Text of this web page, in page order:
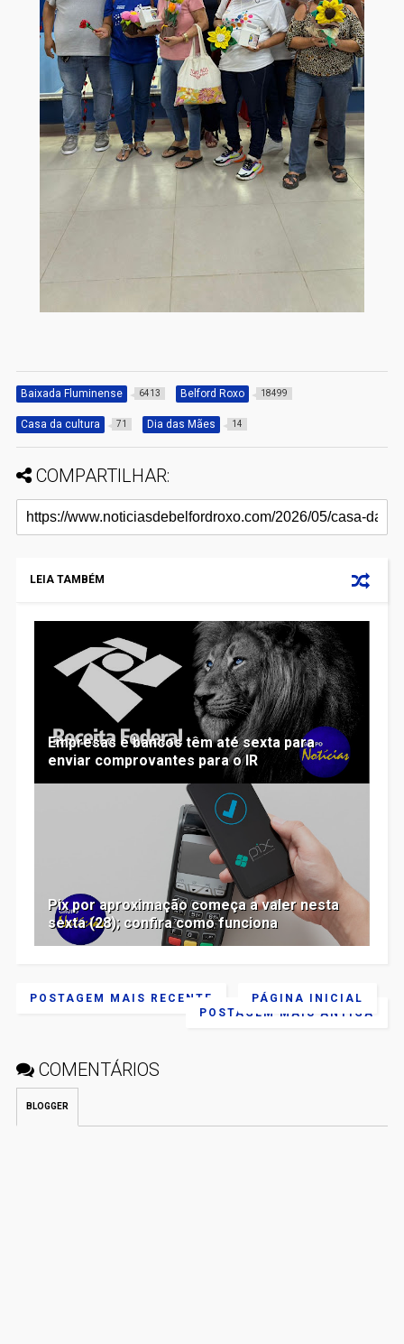
Baixada Fluminense 6413 Belford Roxo 18499
Casa da cultura 71 Dia das Mães 14
COMPARTILHAR:
LEIA TAMBÉM
Empresas e bancos têm até sexta para
enviar comprovantes para o IR
Pix por aproximação começa a valer nesta
sexta (28); confira como funciona
POSTAGEM MAIS RECENTE
POSTAGEM MAIS ANTIGA
PÁGINA INICIAL
COMENTÁRIOS
BLOGGER